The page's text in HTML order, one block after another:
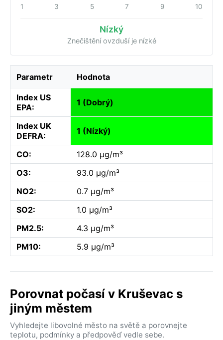
1 3 5 7 9 10
Nízký
Znečištění ovzduší je nízké
Parametr Hodnota
Index US
EPA:
1 (Dobrý)
Index UK
DEFRA:
1 (Nízký)
CO:
128.0 µg/m³
O3:
93.0 µg/m³
NO2:
0.7 µg/m³
SO2:
1.0 µg/m³
PM2.5:
4.3 µg/m³
PM10:
5.9 µg/m³
Porovnat počasí v Kruševac s
jiným městem
Vyhledejte libovolné město na světě a porovnejte
teplotu, podmínky a předpověď vedle sebe.